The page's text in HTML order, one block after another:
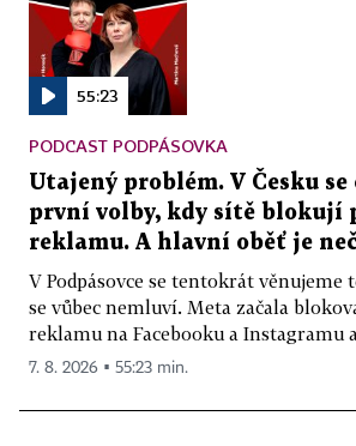
55:23
PODCAST PODPÁSOVKA
Utajený problém. V Česku
první volby, kdy sítě blokují
reklamu. A hlavní oběť je
V Podpásovce se tentokrát věnujeme
se vůbec nemluví. Meta začala
reklamu na Facebooku a Instagramu
7. 8. 2026 ▪ 55:23 min.